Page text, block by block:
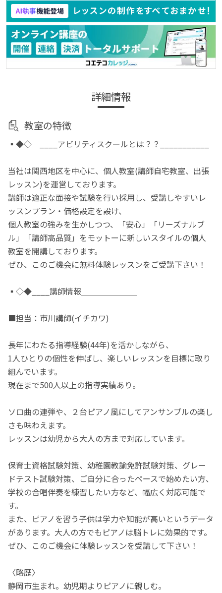
詳細情報
教室の特徴
▪◆◇ ____アビリティスクールとは？？___________
当社は関西地区を中心に、個人教室(講師自宅教室、出張
レッスン)を運営しております。
講師は適正な面接や試験を行い採用し、受講しやすいレ
ッスンプラン・価格設定を設け、
個人教室の強みを生かしつつ、「安心」「リーズナルブ
ル」「講師高品質」をモットーに新しいスタイルの個人
教室を開講しております。
ぜひ、このご機会に無料体験レッスンをご受講下さい！
▪◇◆____講師情報＿＿＿＿＿＿＿
■担当：市川講師(イチカワ)
長年にわたる指導経験(44年)を活かしながら、
1人ひとりの個性を伸ばし、楽しいレッスンを目標に取り
組んでいます。
現在まで500人以上の指導実績あり。
ソロ曲の連弾や、２台ピアノ風にしてアンサンブルの楽し
さも味わえます。
レッスンは幼児から大人の方まで対応しています。
保育士資格試験対策、幼稚園教諭免許試験対策、グレー
ドテスト試験対策、ご自分に合ったペースで始めたい方、
学校の合唱伴奏を練習したい方など、幅広く対応可能で
す。
また、ピアノを習う子供は学力や知能が高いというデータ
があります。大人の方でもピアノは脳トレに効果的です。
ぜひ、このご機会に体験レッスンを受講して下さい！
〈略歴〉
静岡市生まれ。幼児期よりピアノに親しむ。